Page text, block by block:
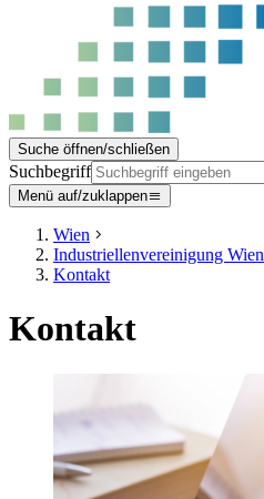
Suche öffnen/schließen
Suchbegriff
Menü auf/zuklappen
Wien
Industriellenvereinigung Wien
Kontakt
Kontakt